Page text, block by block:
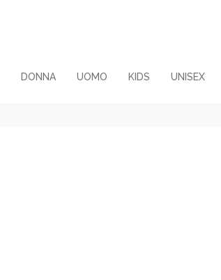
DONNA UOMO KIDS UNISEX